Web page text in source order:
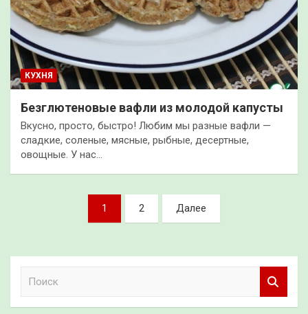
КУХНЯ
Безглютеновые вафли из молодой капусты
Вкусно, просто, быстро! Любим мы разные вафли —
сладкие, соленые, мясные, рыбные, десертные,
овощные. У нас…
1 2 Далее